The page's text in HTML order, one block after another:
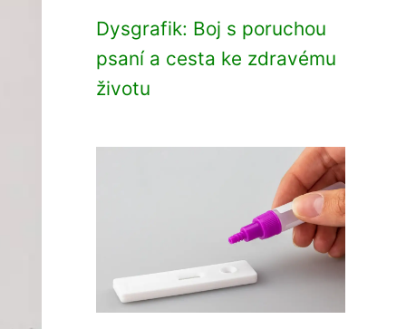
Dysgrafik: Boj s poruchou
psaní a cesta ke zdravému
životu